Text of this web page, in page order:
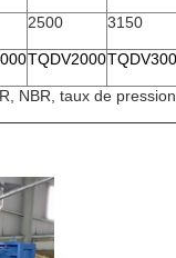
2500 3150
TQDV2000
NBR, taux de